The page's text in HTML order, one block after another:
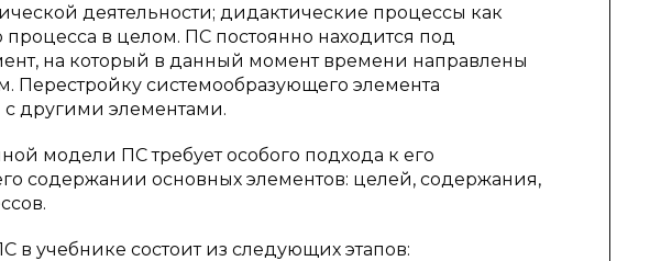
деятельности; дидактические процессы как
в целом. ПС постоянно находится под
на который в данный момент времени направлены
Перестройку системообразующего элемента
другими элементами.
модели ПС требует особого подхода к его
содержании основных элементов: целей, содержания,
в учебнике состоит из следующих этапов: